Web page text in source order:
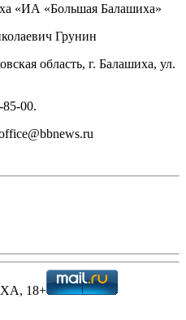
«ИА «Большая Балашиха»
Грунин
область, г. Балашиха, ул.
00.
18+